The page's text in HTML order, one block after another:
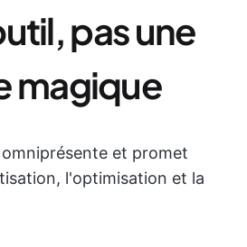
pas une
magique
et promet
l'optimisation et la